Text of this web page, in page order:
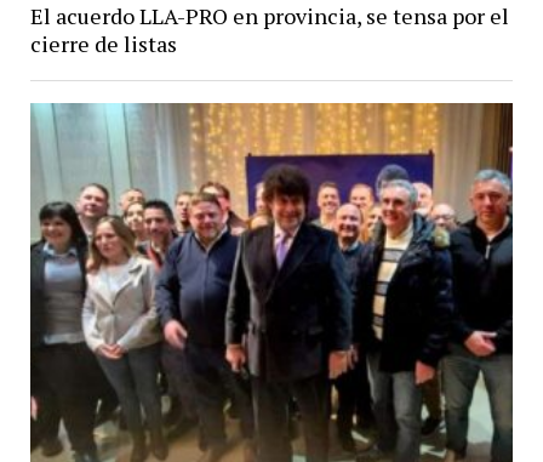
El acuerdo LLA-PRO en provincia, se tensa por el
cierre de listas